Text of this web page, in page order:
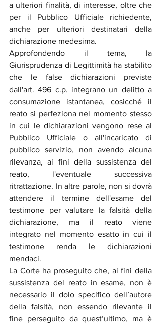
a ulteriori finalità, di interesse, oltre che
per il Pubblico Ufficiale richiedente,
anche per ulteriori destinatari della
dichiarazione medesima.
Approfondendo il tema, la
Giurisprudenza di Legittimità ha stabilito
che le false dichiarazioni previste
dall'art. 496 c.p. integrano un delitto a
consumazione istantanea, cosicché il
reato si perfeziona nel momento stesso
in cui le dichiarazioni vengono rese al
Pubblico Ufficiale o all'incaricato di
pubblico servizio, non avendo alcuna
rilevanza, ai fini della sussistenza del
reato, l'eventuale successiva
ritrattazione. In altre parole, non si dovrà
attendere il termine dell'esame del
testimone per valutare la falsità della
dichiarazione, ma il reato viene
integrato nel momento esatto in cui il
testimone renda le dichiarazioni
mendaci.
La Corte ha proseguito che, ai fini della
sussistenza del reato in esame, non è
necessario il dolo specifico dell’autore
della falsità, non essendo rilevante il
fine perseguito da quest’ultimo, ma è